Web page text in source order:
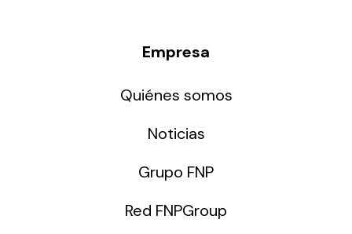
Empresa
Quiénes somos
Noticias
Grupo FNP
Red FNPGroup